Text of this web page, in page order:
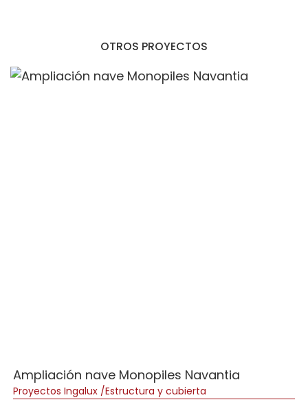
OTROS PROYECTOS
Ampliación nave Monopiles Navantia
Proyectos Ingalux /Estructura y cubierta